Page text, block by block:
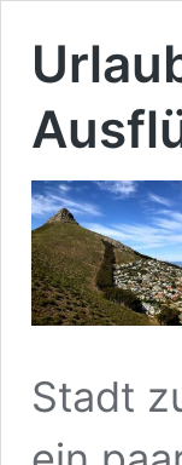
Stadt